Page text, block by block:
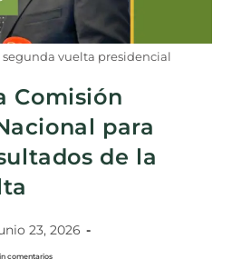
vuelta presidencial
Comisión
para
de la
23, 2026
comentarios